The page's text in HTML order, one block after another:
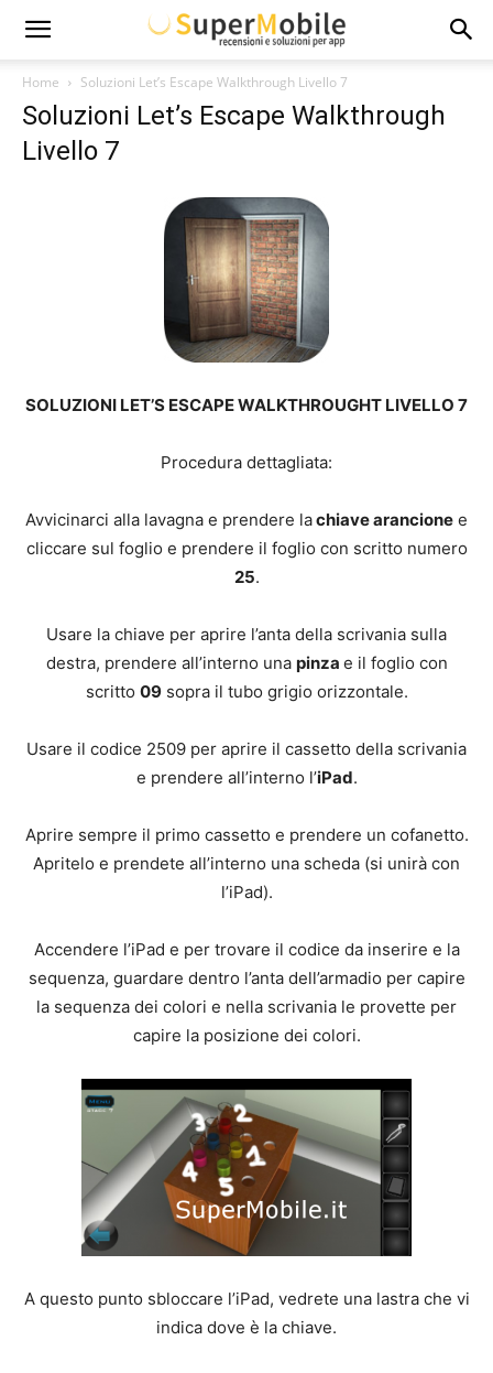
Super
Mobile
Home Soluzioni Let’s Escape Walkthrough Livello 7
Soluzioni Let’s Escape Walkthrough
Livello 7
SOLUZIONI LET’S ESCAPE WALKTHROUGHT LIVELLO 7
Procedura dettagliata:
Avvicinarci alla lavagna e prendere lachiave arancione e
cliccare sul foglio e prendere il foglio con scritto numero
25.
Usare la chiave per aprire l’anta della scrivania sulla
destra, prendere all’interno una pinza e il foglio con
scritto 09sopra il tubo grigio orizzontale.
Usare il codice 2509 per aprire il cassetto della scrivania
e prendere all’interno l’iPad.
Aprire sempre il primo cassetto e prendere un cofanetto.
Apritelo e prendete all’interno una scheda (si unirà con
l’iPad).
Accendere l’iPad e per trovare il codice da inserire e la
sequenza, guardare dentro l’anta dell’armadio per capire
la sequenza dei colori e nella scrivania le provette per
capire la posizione dei colori.
A questo punto sbloccare l’iPad, vedrete una lastra che vi
indica dove è la chiave.